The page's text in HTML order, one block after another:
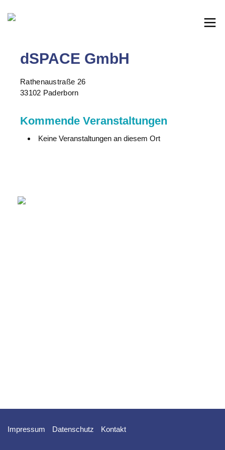
dSPACE GmbH
Rathenaustraße 26
33102 Paderborn
Kommende Veranstaltungen
Keine Veranstaltungen an diesem Ort
Impressum Datenschutz Kontakt